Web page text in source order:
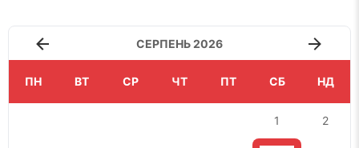
СЕРПЕНЬ 2026
ПН ВТ СР ЧТ ПТ СБ НД
1 2